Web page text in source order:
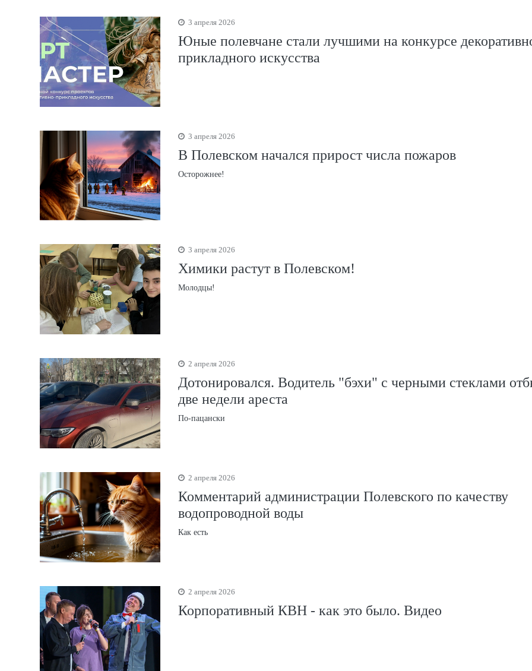
3 апреля 2026
Юные полевчане стали лучшими на конкурсе
прикладного искусства
3 апреля 2026
В Полевском начался прирост числа пожаров
Осторожнее!
3 апреля 2026
Химики растут в Полевском!
Молодцы!
2 апреля 2026
Дотонировался. Водитель "бэхи" с черными стеклами
две недели ареста
По-пацански
2 апреля 2026
Комментарий администрации Полевского по качеству
водопроводной воды
Как есть
2 апреля 2026
Корпоративный КВН - как это было. Видео